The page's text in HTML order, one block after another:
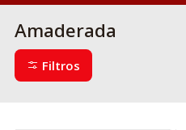
Amaderada
Filtros